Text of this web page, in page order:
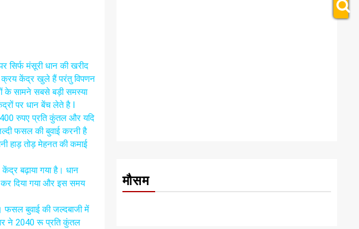
सिर्फ मंसूरी धान की खरीद
क्रय केंद्र खुले हैं परंतु विपणन
के सामने सबसे बड़ी समस्या
पर धान बेंच लेते है I
रुपए प्रति कुंतल और यदि
फसल की बुवाई करनी है
हाड़ तोड़ मेहनत की कमाई
बढ़ाया गया है। धान
दिया गया और इस समय
फसल बुवाई की जल्दबाजी में
ने 2040 रू प्रति कुंतल
मौसम